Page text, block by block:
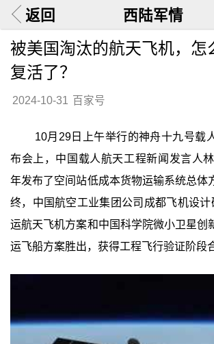
返回 西陆军情
被美国淘汰的航天飞机，怎
复活了？
2024-10-31 百家号
10月29日上午举行的神舟十九号载
布会上，中国载人航天工程新闻发言人
年发布了空间站低成本货物运输系统总体
终，中国航空工业集团公司成都飞机设计
运航天飞机方案和中国科学院微小卫星创
运飞船方案胜出，获得工程飞行验证阶段